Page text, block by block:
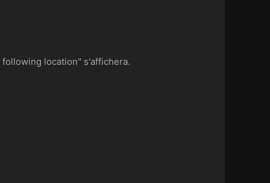
location" s'affichera.